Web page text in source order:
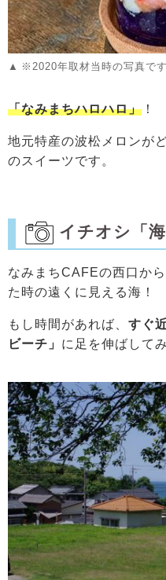
※2020年取材当時の写真です
「なみまちハロハロ」 ！
地元特産の波松メロンが
のスイーツです。
イチオシ「
なみまちCAFEの西口か
た時の遠くに見える海！
もし時間があれば、 すぐ
ビーチ」 に足を伸ばして